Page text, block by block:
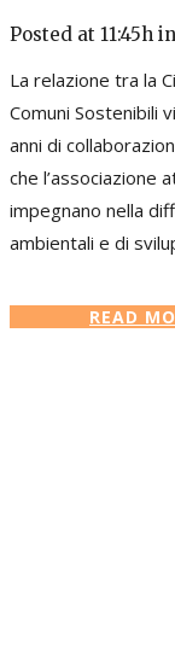
Posted at 11:45h in
La relazione tra la
Comuni Sostenibili
anni di
che l’associazione
impegnano nella
ambientali e di
READ